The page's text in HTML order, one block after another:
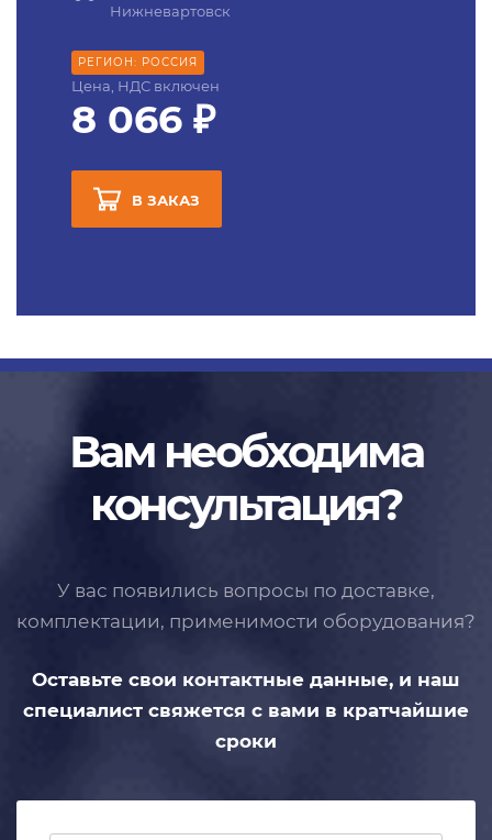
Нижневартовск
РЕГИОН: РОССИЯ
Цена, НДС включен
8 066 ₽
В ЗАКАЗ
Вам необходима
консультация?
У вас появились вопросы по доставке,
комплектации, применимости оборудования?
Оставьте свои контактные данные, и наш
специалист свяжется с вами в кратчайшие
сроки